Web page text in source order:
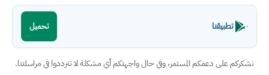
تطبيقنا تحميل
نشكركم على دعمكم المستمر، وفي حال واجهتكم أي مشكلة لا تترددوا في مراسلتنا.